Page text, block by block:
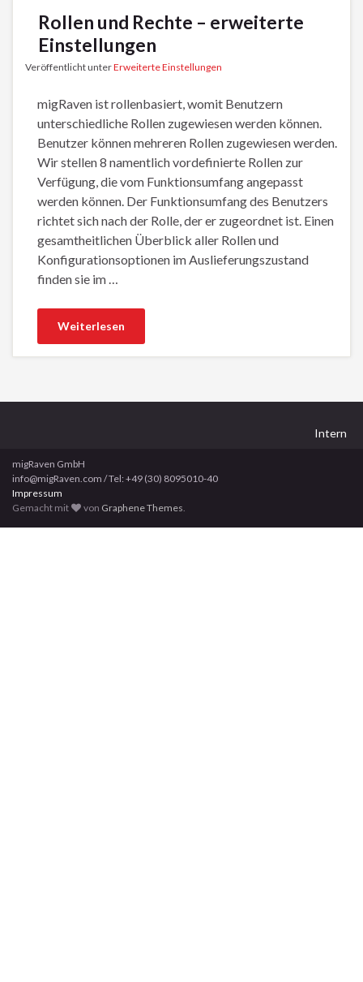
Rollen und Rechte – erweiterte
Einstellungen
Veröffentlicht unterErweiterte Einstellungen
migRaven ist rollenbasiert, womit Benutzern
unterschiedliche Rollen zugewiesen werden können.
Benutzer können mehreren Rollen zugewiesen werden.
Wir stellen 8 namentlich vordefinierte Rollen zur
Verfügung, die vom Funktionsumfang angepasst
werden können. Der Funktionsumfang des Benutzers
richtet sich nach der Rolle, der er zugeordnet ist. Einen
gesamtheitlichen Überblick aller Rollen und
Konfigurationsoptionen im Auslieferungszustand
finden sie im …
Weiterlesen
Intern
migRaven GmbH
info@migRaven.com / Tel: +49 (30) 8095010-40
Impressum
Gemacht mit
von Graphene Themes